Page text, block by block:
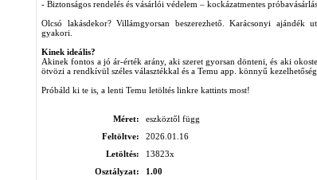
- Biztonságos rendelés és vásárlói védelem – kockázatmentes próbavásárlás.
Olcsó lakásdekor? Villámgyorsan beszerezhető. Karácsonyi
gyakori.
Kinek ideális?
Akinek fontos a jó ár-érték arány, aki szeret gyorsan dönteni, és aki
ötvözi a rendkívül széles választékkal és a Temu app. könnyű
Próbáld ki te is, a lenti Temu letöltés linkre kattints most!
Méret:
eszköztől függ
Feltöltve:
2026.01.16
Letöltés:
13823x
Osztályzat:
1.00